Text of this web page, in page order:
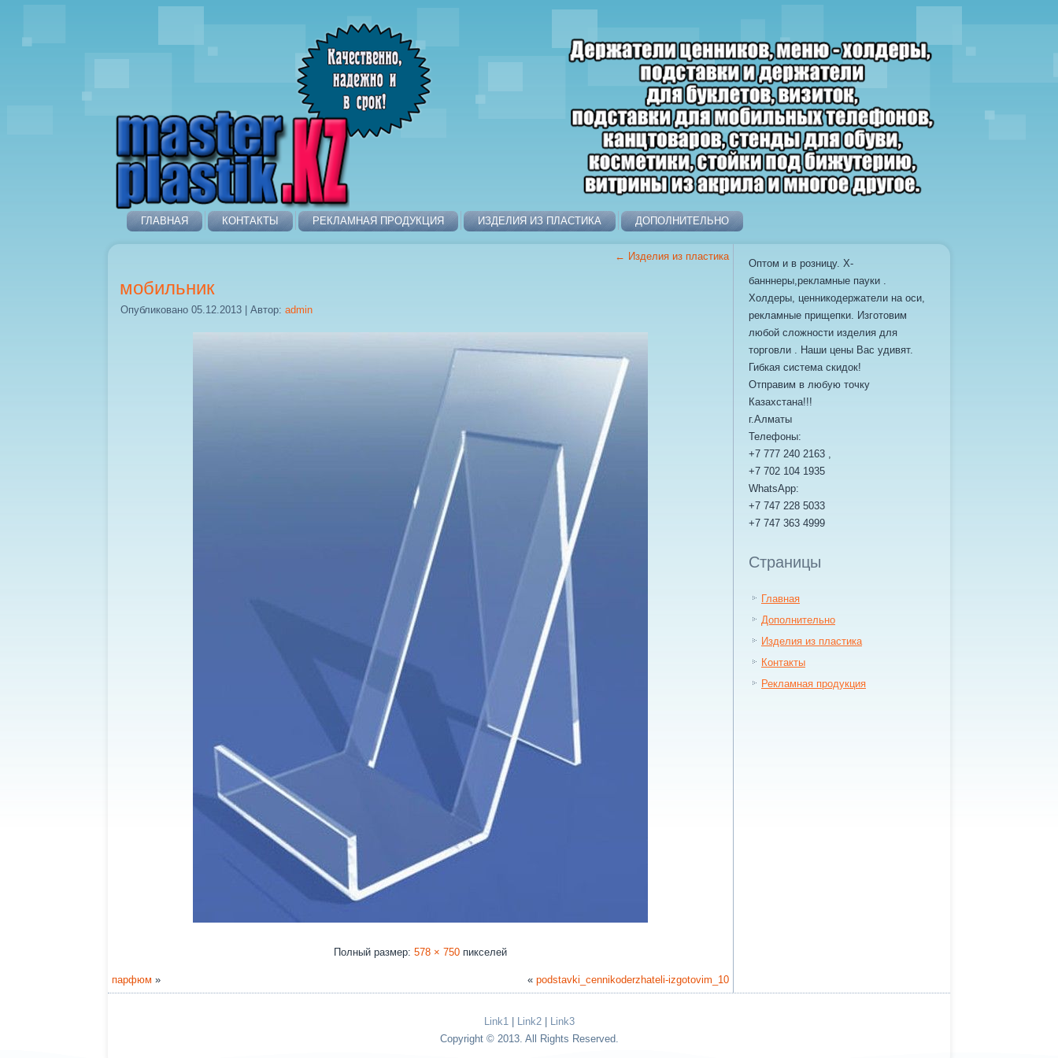
ГЛАВНАЯ КОНТАКТЫ РЕКЛАМНАЯ ПРОДУКЦИЯ ИЗДЕЛИЯ ИЗ ПЛАСТИКА ДОПОЛНИТЕЛЬНО
← Изделия из пластика
мобильник
Опубликовано 05.12.2013 Автор: admin
Полный размер: 578 × 750 пикселей
парфюм » « podstavki_cennikoderzhateli-izgotovim_10
Оптом и в розницу. Х-
банннеры,рекламные пауки .
Холдеры, ценникодержатели на оси,
рекламные прищепки. Изготовим
любой сложности изделия для
торговли . Наши цены Вас удивят.
Гибкая система скидок!
Отправим в любую точку
Казахстана!!!
г.Алматы
Телефоны:
+7 777 240 2163 ,
+7 702 104 1935
WhatsApp:
+7 747 228 5033
+7 747 363 4999
Страницы
Главная
Дополнительно
Изделия из пластика
Контакты
Рекламная продукция
Link1| Link2|
Link3
Copyright © 2013. All Rights Reserved.